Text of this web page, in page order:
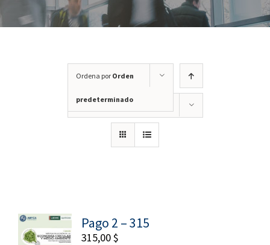
Ordena por Orden
predeterminado
Mostrar
Pago 2 – 315
315,00$